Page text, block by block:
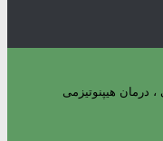
درمان هیپنوتیزمی